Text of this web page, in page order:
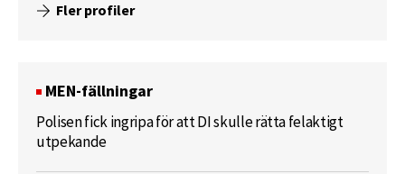
Fler profiler
MEN-fällningar
Polisen fick ingripa för att DI skulle rätta felaktigt
utpekande